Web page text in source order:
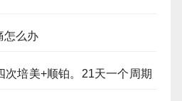
怎么办
次培美+顺铂。21天一个周期